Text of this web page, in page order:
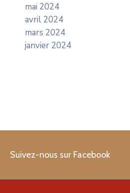
mai 2024
avril 2024
mars 2024
janvier 2024
Suivez-nous sur Facebook